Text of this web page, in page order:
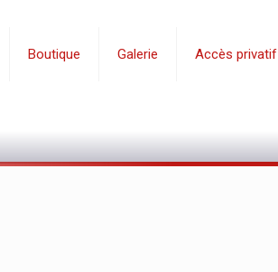
Boutique Galerie Accès privatif